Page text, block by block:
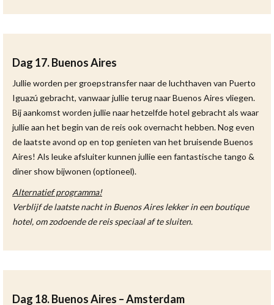
Dag 17. Buenos Aires
Jullie worden per groepstransfer naar de luchthaven van Puerto
Iguazú gebracht, vanwaar jullie terug naar Buenos Aires vliegen.
Bij aankomst worden jullie naar hetzelfde hotel gebracht als waar
jullie aan het begin van de reis ook overnacht hebben. Nog even
de laatste avond op en top genieten van het bruisende Buenos
Aires! Als leuke afsluiter kunnen jullie een fantastische tango &
diner show bijwonen (optioneel).
Alternatief programma!
Verblijf de laatste nacht in Buenos Aires lekker in een boutique
hotel, om zodoende de reis speciaal af te sluiten.
Dag 18. Buenos Aires – Amsterdam